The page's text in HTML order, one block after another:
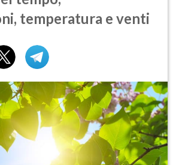
temperatura e venti